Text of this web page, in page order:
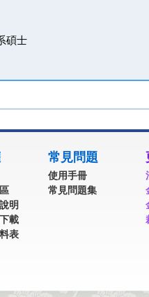
碩士
明
載
表
常見問題
使用手冊
常見問題集